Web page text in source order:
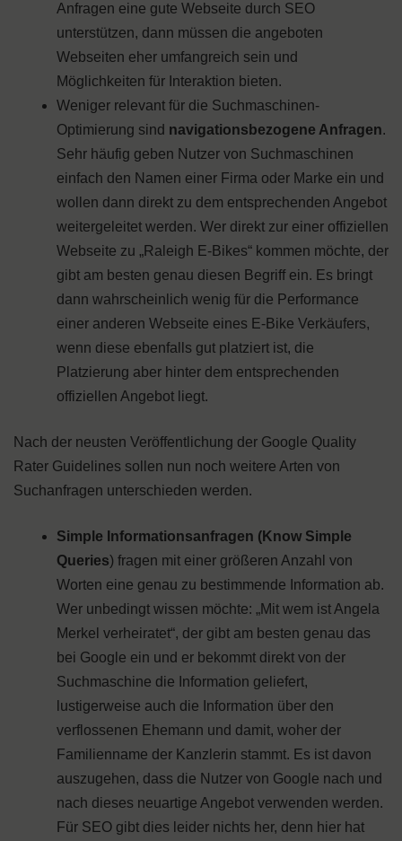
Anfragen eine gute Webseite durch SEO
unterstützen, dann müssen die angeboten
Webseiten eher umfangreich sein und
Möglichkeiten für Interaktion bieten.
Weniger relevant für die Suchmaschinen-
Optimierung sind navigationsbezogene Anfragen.
Sehr häufig geben Nutzer von Suchmaschinen
einfach den Namen einer Firma oder Marke ein und
wollen dann direkt zu dem entsprechenden Angebot
weitergeleitet werden. Wer direkt zur einer offiziellen
Webseite zu „Raleigh E-Bikes“ kommen möchte, der
gibt am besten genau diesen Begriff ein. Es bringt
dann wahrscheinlich wenig für die Performance
einer anderen Webseite eines E-Bike Verkäufers,
wenn diese ebenfalls gut platziert ist, die
Platzierung aber hinter dem entsprechenden
offiziellen Angebot liegt.
Nach der neusten Veröffentlichung der Google Quality
Rater Guidelines sollen nun noch weitere Arten von
Suchanfragen unterschieden werden.
Simple Informationsanfragen (Know Simple
Queries) fragen mit einer größeren Anzahl von
Worten eine genau zu bestimmende Information ab.
Wer unbedingt wissen möchte: „Mit wem ist Angela
Merkel verheiratet“, der gibt am besten genau das
bei Google ein und er bekommt direkt von der
Suchmaschine die Information geliefert,
lustigerweise auch die Information über den
verflossenen Ehemann und damit, woher der
Familienname der Kanzlerin stammt. Es ist davon
auszugehen, dass die Nutzer von Google nach und
nach dieses neuartige Angebot verwenden werden.
Für SEO gibt dies leider nichts her, denn hier hat